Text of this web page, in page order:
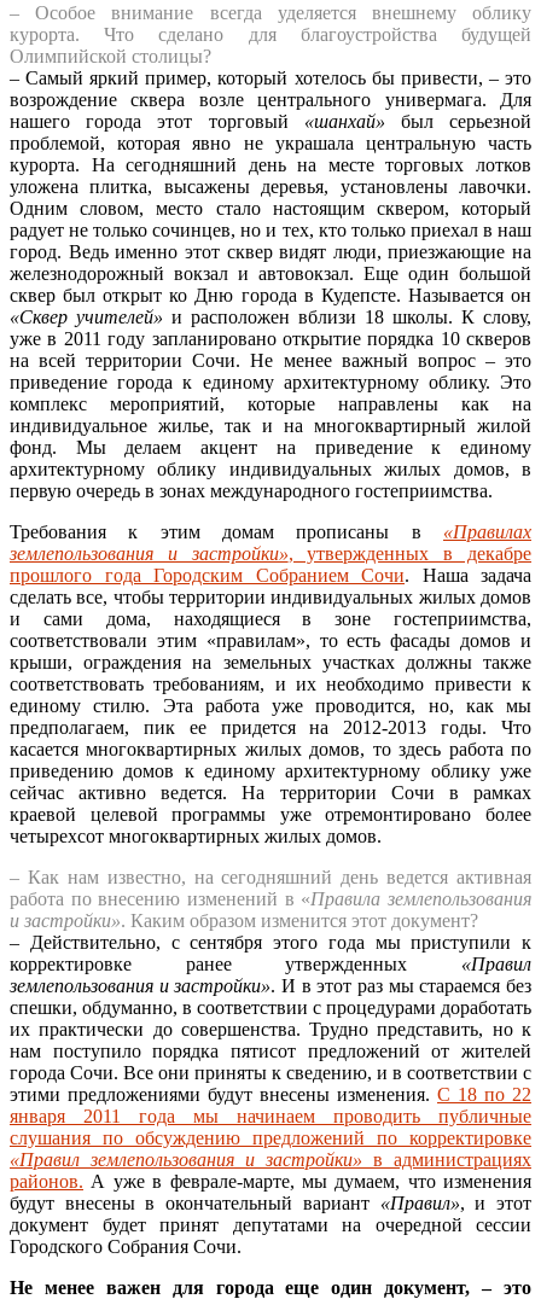
– Особое внимание всегда уделяется внешнему облику
курорта. Что сделано для благоустройства будущей
Олимпийской столицы?
– Самый яркий пример, который хотелось бы привести, – это
возрождение сквера возле центрального универмага. Для
нашего города этот торговый «шанхай» был серьезной
проблемой, которая явно не украшала центральную часть
курорта. На сегодняшний день на месте торговых лотков
уложена плитка, высажены деревья, установлены лавочки.
Одним словом, место стало настоящим сквером, который
радует не только сочинцев, но и тех, кто только приехал в наш
город. Ведь именно этот сквер видят люди, приезжающие на
железнодорожный вокзал и автовокзал. Еще один большой
сквер был открыт ко Дню города в Кудепсте. Называется он
«Сквер учителей» и расположен вблизи 18 школы. К слову,
уже в 2011 году запланировано открытие порядка 10 скверов
на всей территории Сочи. Не менее важный вопрос – это
приведение города к единому архитектурному облику. Это
комплекс мероприятий, которые направлены как на
индивидуальное жилье, так и на многоквартирный жилой
фонд. Мы делаем акцент на приведение к единому
архитектурному облику индивидуальных жилых домов, в
первую очередь в зонах международного гостеприимства.
Требования к этим домам прописаны в «Правилах
землепользования и застройки», утвержденных в декабре
прошлого года Городским Собранием Сочи. Наша задача
сделать все, чтобы территории индивидуальных жилых домов
и сами дома, находящиеся в зоне гостеприимства,
соответствовали этим «правилам», то есть фасады домов и
крыши, ограждения на земельных участках должны также
соответствовать требованиям, и их необходимо привести к
единому стилю. Эта работа уже проводится, но, как мы
предполагаем, пик ее придется на 2012-2013 годы. Что
касается многоквартирных жилых домов, то здесь работа по
приведению домов к единому архитектурному облику уже
сейчас активно ведется. На территории Сочи в рамках
краевой целевой программы уже отремонтировано более
четырехсот многоквартирных жилых домов.
– Как нам известно, на сегодняшний день ведется активная
работа по внесению изменений в «Правила землепользования
и застройки». Каким образом изменится этот документ?
– Действительно, с сентября этого года мы приступили к
корректировке ранее утвержденных «Правил
землепользования и застройки». И в этот раз мы стараемся без
спешки, обдуманно, в соответствии с процедурами доработать
их практически до совершенства. Трудно представить, но к
нам поступило порядка пятисот предложений от жителей
города Сочи. Все они приняты к сведению, и в соответствии с
этими предложениями будут внесены изменения. С 18 по 22
января 2011 года мы начинаем проводить публичные
слушания по обсуждению предложений по корректировке
«Правил землепользования и застройки» в администрациях
районов. А уже в феврале-марте, мы думаем, что изменения
будут внесены в окончательный вариант «Правил», и этот
документ будет принят депутатами на очередной сессии
Городского Собрания Сочи.
Не менее важен для города еще один документ, – это